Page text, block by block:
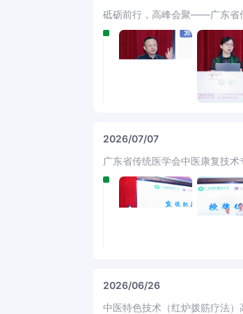
砥砺前行，高峰会聚——广东省
2026/07/07
广东省传统医学会中医康复技
2026/06/26
中医特色技术（红炉拨筋疗法